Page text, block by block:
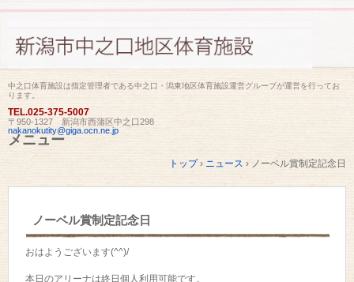
中之口体育施設は指定管理者である中之口・潟東地区体育施設運営グループが運営を行ってお
ります。
TEL.025-375-5007
〒950-1327 新潟市西蒲区中之口298
nakanokutity@giga.ocn.ne.jp
メニュー
トップ › ニュース › ノーベル賞制定記念日
ノーベル賞制定記念日
おはようございます(^^)/
本日のアリーナは終日個人利用可能です。